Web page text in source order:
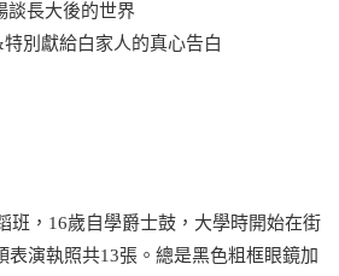
談長大後的世界
別獻給白家人的真心告白
班，16歲自學爵士鼓，大學時開始在街
表演執照共13張。總是黑色粗框眼鏡加